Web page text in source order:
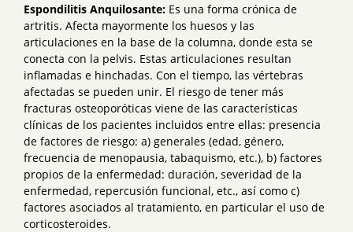
Espondilitis Anquilosante: Es una forma crónica de
artritis. Afecta mayormente los huesos y las
articulaciones en la base de la columna, donde esta se
conecta con la pelvis. Estas articulaciones resultan
inflamadas e hinchadas. Con el tiempo, las vértebras
afectadas se pueden unir. El riesgo de tener más
fracturas osteoporóticas viene de las características
clínicas de los pacientes incluidos entre ellas: presencia
de factores de riesgo: a) generales (edad, género,
frecuencia de menopausia, tabaquismo, etc.), b) factores
propios de la enfermedad: duración, severidad de la
enfermedad, repercusión funcional, etc., así como c)
factores asociados al tratamiento, en particular el uso de
corticosteroides.